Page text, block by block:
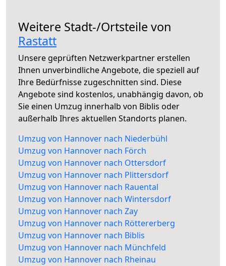
Weitere Stadt-/Ortsteile von
Rastatt
Unsere geprüften Netzwerkpartner erstellen
Ihnen unverbindliche Angebote, die speziell auf
Ihre Bedürfnisse zugeschnitten sind. Diese
Angebote sind kostenlos, unabhängig davon, ob
Sie einen Umzug innerhalb von Biblis oder
außerhalb Ihres aktuellen Standorts planen.
Umzug von Hannover nach Niederbühl
Umzug von Hannover nach Förch
Umzug von Hannover nach Ottersdorf
Umzug von Hannover nach Plittersdorf
Umzug von Hannover nach Rauental
Umzug von Hannover nach Wintersdorf
Umzug von Hannover nach Zay
Umzug von Hannover nach Röttererberg
Umzug von Hannover nach Biblis
Umzug von Hannover nach Münchfeld
Umzug von Hannover nach Rheinau